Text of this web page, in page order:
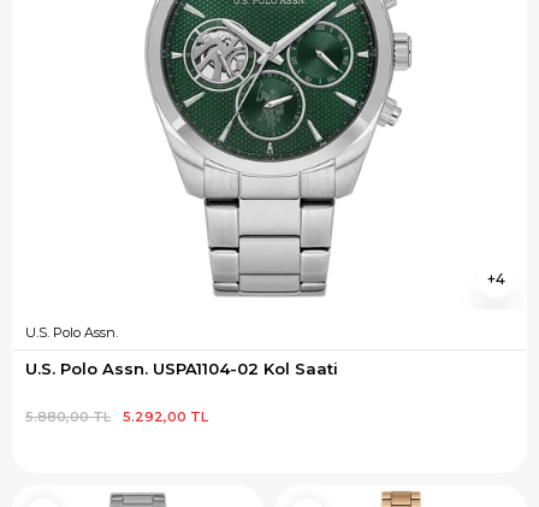
4
U.S. Polo Assn.
U.S. Polo Assn. USPA1104-02 Kol Saati
5.292,00 TL
5.880,00 TL